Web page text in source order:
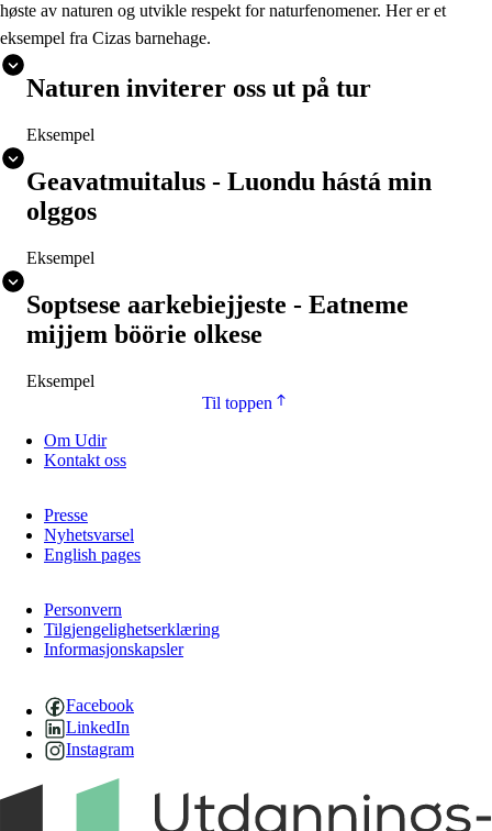
høste av naturen og utvikle respekt for naturfenomener. Her er et
eksempel fra Cizas barnehage.
Naturen inviterer oss ut på tur
Eksempel
Geavatmuitalus - Luondu hástá min
olggos
Eksempel
Soptsese aarkebiejjeste - Eatneme
mijjem böörie olkese
Eksempel
Til toppen
Om Udir
Kontakt oss
Presse
Nyhetsvarsel
English pages
Personvern
Tilgjengelighetserklæring
Informasjonskapsler
Facebook
LinkedIn
Instagram